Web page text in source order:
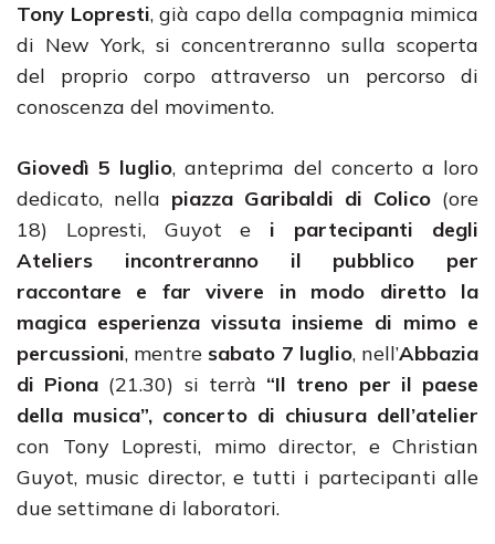
Tony Lopresti, già capo della compagnia mimica
di New York, si concentreranno sulla scoperta
del proprio corpo attraverso un percorso di
conoscenza del movimento.
Giovedì 5 luglio, anteprima del concerto a loro
dedicato, nella piazza Garibaldi di Colico (ore
18) Lopresti, Guyot e i partecipanti degli
Ateliers incontreranno il pubblico per
raccontare e far vivere in modo diretto la
magica esperienza vissuta insieme di mimo e
percussioni, mentre sabato 7 luglio, nell’Abbazia
di Piona (21.30) si terrà “Il treno per il paese
della musica”, concerto di chiusura dell’atelier
con Tony Lopresti, mimo director, e Christian
Guyot, music director, e tutti i partecipanti alle
due settimane di laboratori.